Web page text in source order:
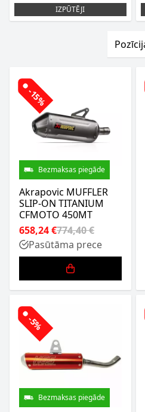
IZPŪTĒJI
-15%
Bezmaksas piegāde
Akrapovic MUFFLER
SLIP-ON TITANIUM
CFMOTO 450MT
658,24 €774,40 €
Pasūtāma prece
-5%
Bezmaksas piegāde